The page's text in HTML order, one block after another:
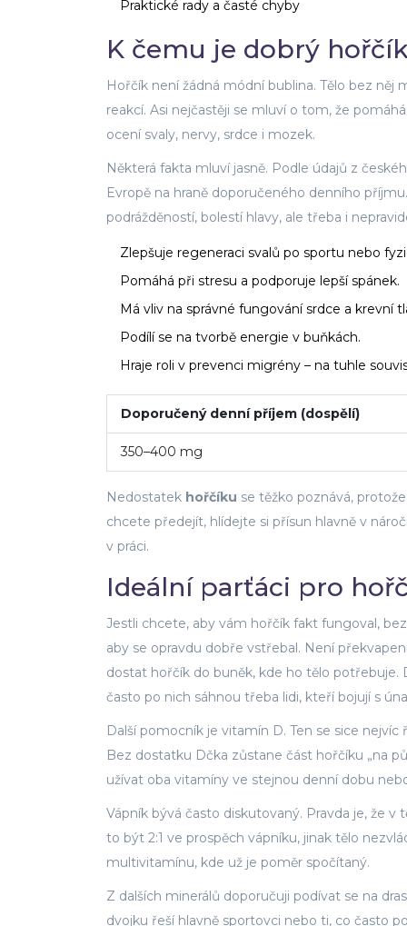
Praktické rady a časté chyby
K čemu je dobrý
Hořčík není žádná módní bublina. Tělo bez
reakcí. Asi nejčastěji se mluví o tom, že
ocení svaly, nervy, srdce i mozek.
Některá fakta mluví jasně. Podle údajů z
Evropě na hraně doporučeného denního
podrážděností, bolestí hlavy, ale třeba i
Zlepšuje regeneraci svalů po sportu nebo
Pomáhá při stresu a podporuje lepší spánek.
Má vliv na správné fungování srdce a krevní
Podílí se na tvorbě energie v buňkách.
Hraje roli v prevenci migrény – na tuhle
Doporučený denní příjem (dospělí)
350–400 mg
Nedostatek hořčíku se těžko poznává,
chcete předejít, hlídejte si přísun hlavně v
v práci.
Ideální parťáci pro
Jestli chcete, aby vám hořčík fakt fungoval,
aby se opravdu dobře vstřebal. Není
dostat hořčík do buněk, kde ho tělo potřebuje.
často po nich sáhnou třeba lidi, kteří bojují s
Další pomocník je vitamín D. Ten se sice
Bez dostatku Dčka zůstane část hořčíku „na
užívat oba vitamíny ve stejnou denní dobu
Vápník bývá často diskutovaný. Pravda je, že
to být 2:1 ve prospěch vápníku, jinak tělo
multivitamínu, kde už je poměr spočítaný.
Z dalších minerálů doporučuji podívat se na
dvojku řeší hlavně sportovci nebo ti, co často